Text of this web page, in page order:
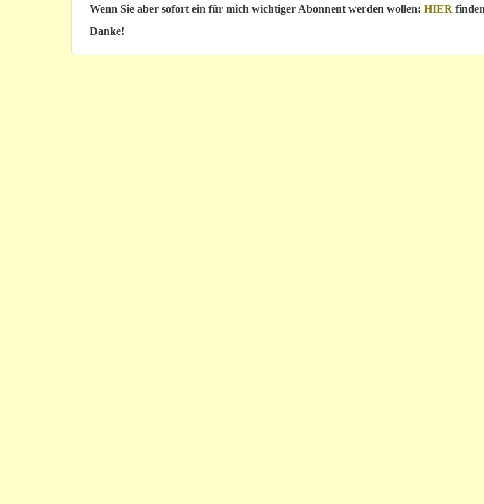
Wenn Sie aber sofort ein für mich wichtiger Abonnent werden wollen: HIER
Danke!